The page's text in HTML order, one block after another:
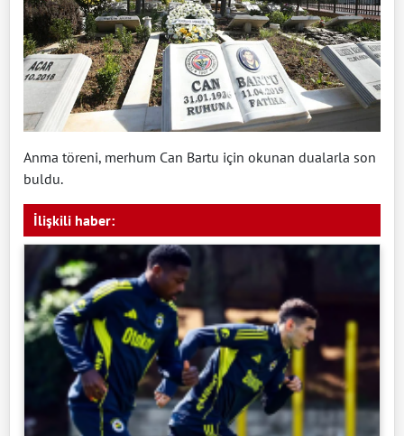
Anma töreni, merhum Can Bartu için okunan dualarla son
buldu.
İlişkili haber: